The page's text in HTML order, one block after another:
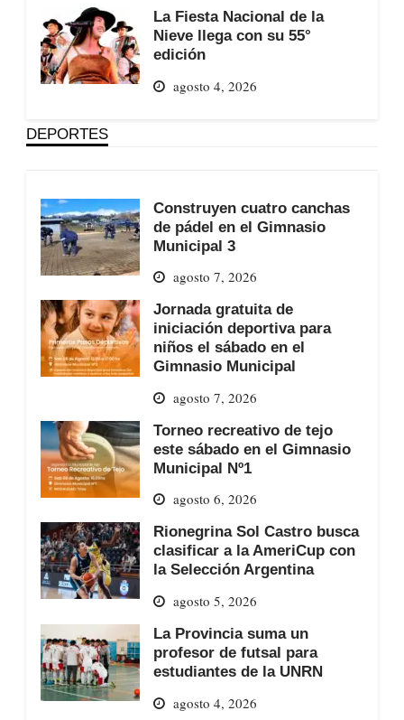
La Fiesta Nacional de la
Nieve llega con su 55°
edición
agosto 4, 2026
DEPORTES
Construyen cuatro canchas
de pádel en el Gimnasio
Municipal 3
agosto 7, 2026
Jornada gratuita de
iniciación deportiva para
niños el sábado en el
Gimnasio Municipal
agosto 7, 2026
Torneo recreativo de tejo
este sábado en el Gimnasio
Municipal Nº1
agosto 6, 2026
Rionegrina Sol Castro busca
clasificar a la AmeriCup con
la Selección Argentina
agosto 5, 2026
La Provincia suma un
profesor de futsal para
estudiantes de la UNRN
agosto 4, 2026